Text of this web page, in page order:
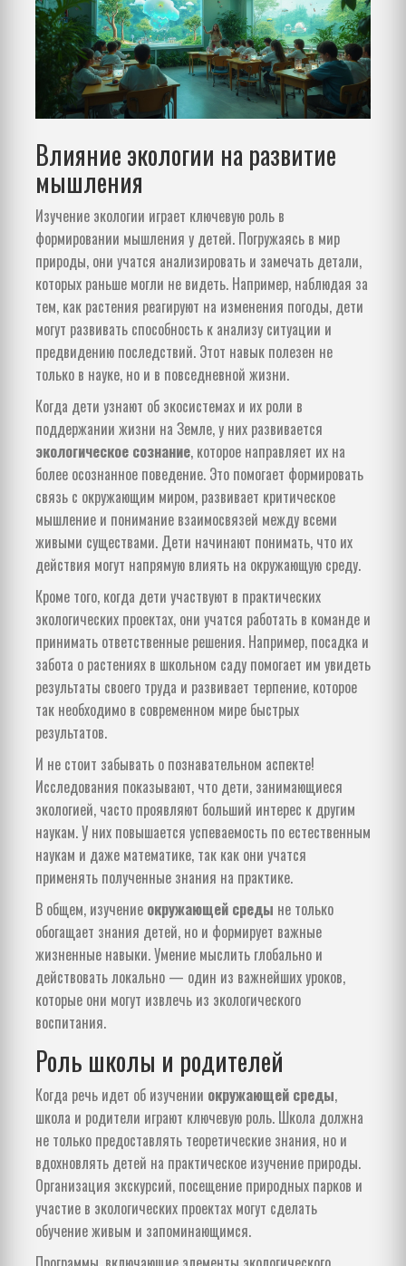
Влияние экологии на развитие
мышления
Изучение экологии играет ключевую роль в
формировании мышления у детей. Погружаясь в мир
природы, они учатся анализировать и замечать детали,
которых раньше могли не видеть. Например, наблюдая за
тем, как растения реагируют на изменения погоды, дети
могут развивать способность к анализу ситуации и
предвидению последствий. Этот навык полезен не
только в науке, но и в повседневной жизни.
Когда дети узнают об экосистемах и их роли в
поддержании жизни на Земле, у них развивается
экологическое сознание, которое направляет их на
более осознанное поведение. Это помогает формировать
связь с окружающим миром, развивает критическое
мышление и понимание взаимосвязей между всеми
живыми существами. Дети начинают понимать, что их
действия могут напрямую влиять на окружающую среду.
Кроме того, когда дети участвуют в практических
экологических проектах, они учатся работать в команде и
принимать ответственные решения. Например, посадка и
забота о растениях в школьном саду помогает им увидеть
результаты своего труда и развивает терпение, которое
так необходимо в современном мире быстрых
результатов.
И не стоит забывать о познавательном аспекте!
Исследования показывают, что дети, занимающиеся
экологией, часто проявляют больший интерес к другим
наукам. У них повышается успеваемость по естественным
наукам и даже математике, так как они учатся
применять полученные знания на практике.
В общем, изучение окружающей среды не только
обогащает знания детей, но и формирует важные
жизненные навыки. Умение мыслить глобально и
действовать локально — один из важнейших уроков,
которые они могут извлечь из экологического
воспитания.
Роль школы и родителей
Когда речь идет об изучении окружающей среды,
школа и родители играют ключевую роль. Школа должна
не только предоставлять теоретические знания, но и
вдохновлять детей на практическое изучение природы.
Организация экскурсий, посещение природных парков и
участие в экологических проектах могут сделать
обучение живым и запоминающимся.